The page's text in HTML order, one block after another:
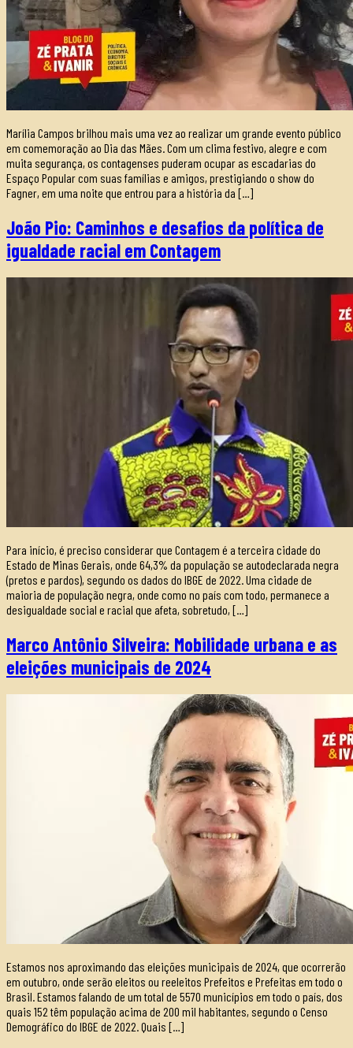
Marília Campos brilhou mais uma vez ao realizar um grande evento público
em comemoração ao Dia das Mães. Com um clima festivo, alegre e com
muita segurança, os contagenses puderam ocupar as escadarias do
Espaço Popular com suas famílias e amigos, prestigiando o show do
Fagner, em uma noite que entrou para a história da […]
João Pio: Caminhos e desafios da política de
igualdade racial em Contagem
Para início, é preciso considerar que Contagem é a terceira cidade do
Estado de Minas Gerais, onde 64,3% da população se autodeclarada negra
(pretos e pardos), segundo os dados do IBGE de 2022. Uma cidade de
maioria de população negra, onde como no país com todo, permanece a
desigualdade social e racial que afeta, sobretudo, […]
Marco Antônio Silveira: Mobilidade urbana e as
eleições municipais de 2024
Estamos nos aproximando das eleições municipais de 2024, que ocorrerão
em outubro, onde serão eleitos ou reeleitos Prefeitos e Prefeitas em todo o
Brasil. Estamos falando de um total de 5570 municípios em todo o país, dos
quais 152 têm população acima de 200 mil habitantes, segundo o Censo
Demográfico do IBGE de 2022. Quais […]